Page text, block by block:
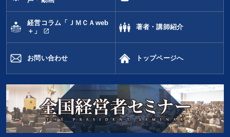
経営コラム「ＪＭＣＡweb
＋」
open_in_new
著者・講師紹介
お問い合わせ トップページへ